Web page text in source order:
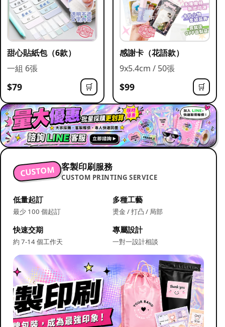
甜心貼紙包（6款）
一組 6張
$79 🛒
感謝卡（花語款）
9x5.4cm / 50張
$99 🛒
CUSTOM 客製印刷服務
CUSTOM PRINTING SERVICE
低量起訂
最少 100 個起訂
多種工藝
燙金 / 打凸 / 局部
快速交期
約 7-14 個工作天
專屬設計
一對一設計相談